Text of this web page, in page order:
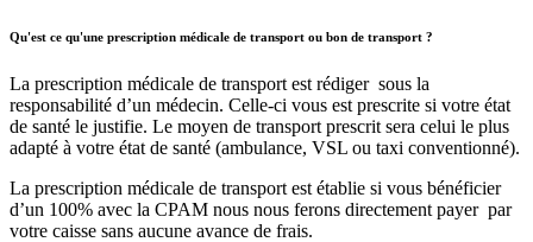
Qu'est ce qu'une prescription médicale de transport ou bon de transport ?
La prescription médicale de transport est rédiger sous la
responsabilité d’un médecin. Celle-ci vous est prescrite si votre état
de santé le justifie. Le moyen de transport prescrit sera celui le plus
adapté à votre état de santé (ambulance, VSL ou taxi conventionné).
La prescription médicale de transport est établie si vous bénéficier
d’un 100% avec la CPAM nous nous ferons directement payer par
votre caisse sans aucune avance de frais.